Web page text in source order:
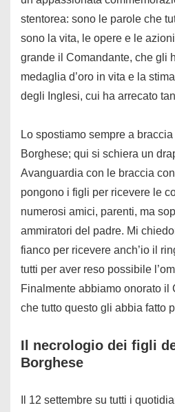
stentorea: sono le parole che
sono la vita, le opere e le
grande il Comandante, che gli
medaglia d’oro in vita e la
degli Inglesi, cui ha arrecato
Lo spostiamo sempre a
Borghese; qui si schiera un
Avanguardia con le braccia
pongono i figli per ricevere le
numerosi amici, parenti, ma
ammiratori del padre. Mi
fianco per ricevere anch’io il
tutti per aver reso possibile
Finalmente abbiamo onorato il
che tutto questo gli abbia fatto
Il necrologio dei figli
Borghese
Il 12 settembre su tutti i